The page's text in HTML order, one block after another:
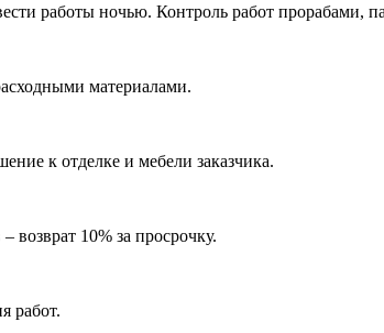
работы ночью. Контроль работ прорабами,
материалами.
к отделке и мебели заказчика.
– возврат 10% за просрочку.
работ.